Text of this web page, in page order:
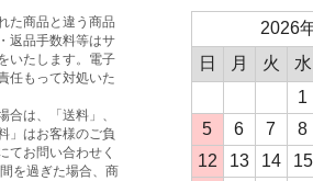
た商品と違う商品
返品手数料等はサ
いたします。電子
任もって対処いた
合は、「送料」、
」はお客様のご負
てお問い合わせく
を過ぎた場合、商
2026
日
月 火 水
1
5
6 7 8
12
13 14 15